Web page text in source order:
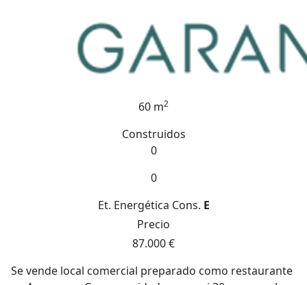
60 m2
Construidos
0
0
Et. Energética Cons. E
Precio
87.000 €
Se vende local comercial preparado como restaurante